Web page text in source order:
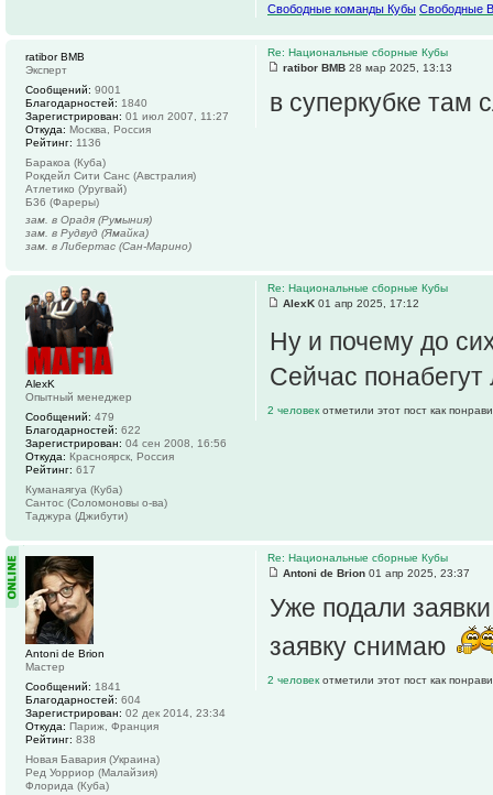
Свободные команды Кубы Свободные
Re: Национальные сборные Кубы
ratibor BMB 28 мар 2025, 13:13
в суперкубке там
ratibor BMB
Эксперт
Сообщений: 9001
Благодарностей: 1840
Зарегистрирован: 01 июл 2007, 11:27
Откуда: Москва, Россия
Рейтинг: 1136
Баракоа (Куба)
Рокдейл Сити Санс (Австралия)
Атлетико (Уругвай)
Б36 (Фареры)
зам. в Орадя (Румыния)
зам. в Рудвуд (Ямайка)
зам. в Либертас (Сан-Марино)
Re: Национальные сборные Кубы
AlexK 01 апр 2025, 17:12
Ну и почему до
Сейчас
2 человек отметили этот пост как
AlexK
Опытный менеджер
Сообщений: 479
Благодарностей: 622
Зарегистрирован: 04 сен 2008, 16:56
Откуда: Красноярск, Россия
Рейтинг: 617
Куманаягуа (Куба)
Сантос (Соломоновы о-ва)
Таджура (Джибути)
Re: Национальные сборные Кубы
Antoni de Brion 01 апр 2025, 23:37
Уже подали
заявку снимаю
2 человек отметили этот пост как
Antoni de Brion
Мастер
Сообщений: 1841
Благодарностей: 604
Зарегистрирован: 02 дек 2014, 23:34
Откуда: Париж, Франция
Рейтинг: 838
Новая Бавария (Украина)
Ред Уорриор (Малайзия)
Флорида (Куба)